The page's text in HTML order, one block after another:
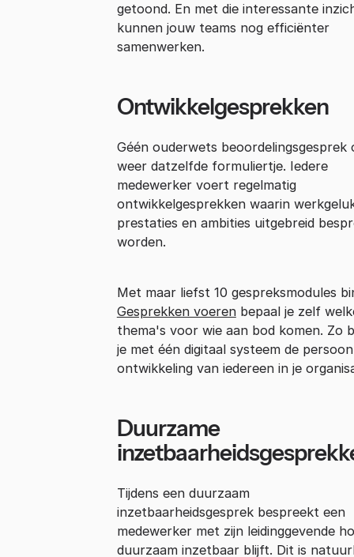
getoond. En met die interessante
kunnen jouw teams nog efficiënter
samenwerken.
Ontwikkelgesprekken
Géén ouderwets beoordelingsgesprek
weer datzelfde formuliertje. Iedere
medewerker voert regelmatig
ontwikkelgesprekken waarin
prestaties en ambities uitgebreid
worden.
Met maar liefst 10 gespreksmodules
Gesprekken voerenbepaal je zelf
thema's voor wie aan bod komen. Zo
je met één digitaal systeem de
ontwikkeling van iedereen in je
Duurzame
Tijdens een duurzaam
inzetbaarheidsgesprek bespreekt een
medewerker met zijn leidinggevende
duurzaam inzetbaar blijft. Dit is